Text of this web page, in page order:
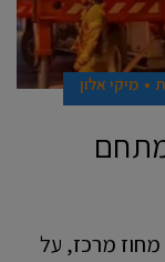
מיקי אלון
הודעה במוקד 102 של מחוז מרכז, על